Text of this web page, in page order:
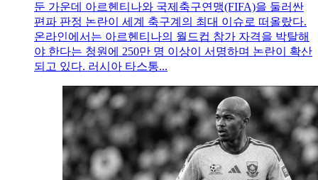
둔 가운데 아르헨티나와 국제축구연맹(FIFA)을 둘러싼
편파 판정 논란이 세계 축구계의 최대 이슈로 떠올랐다.
온라인에서는 아르헨티나의 월드컵 참가 자격을 박탈해
야 한다는 청원에 250만 명 이상이 서명하며 논란이 확산
되고 있다. 러시아 타스통...